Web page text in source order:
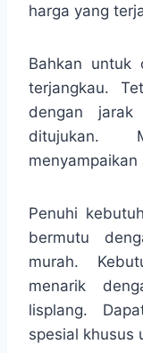
harga yang
Bahkan untuk
terjangkau.
dengan
ditujukan.
Penuhi
bermutu
murah.
menarik
lisplang.
spesial khusus